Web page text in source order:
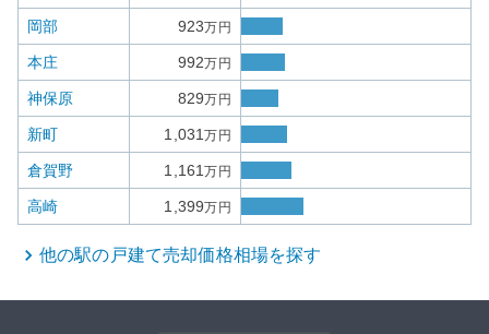
岡部 923万円
本庄 992万円
神保原 829万円
新町 1,031万円
倉賀野 1,161万円
高崎 1,399万円
他の駅の 戸建て売却価格相場を探す